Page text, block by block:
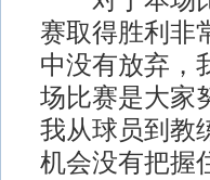
赛取得胜利非
中没有放弃，
场比赛是大家
我从球员到教
机会没有把握